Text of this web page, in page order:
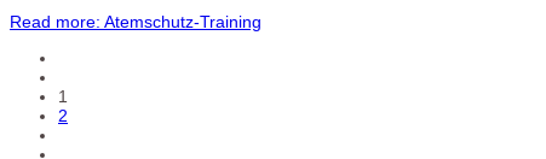
Read more: Atemschutz-Training
1
2